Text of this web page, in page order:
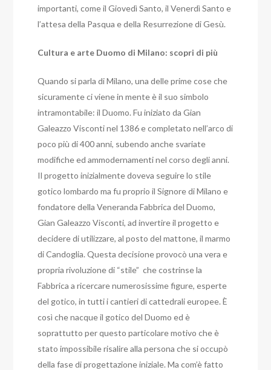
importanti, come il Giovedì Santo, il Venerdì Santo e
l’attesa della Pasqua e della Resurrezione di Gesù.
Cultura e arte Duomo di Milano: scopri di più
Quando si parla di Milano, una delle prime cose che
sicuramente ci viene in mente è il suo simbolo
intramontabile: il Duomo. Fu iniziato da Gian
Galeazzo Visconti nel 1386 e completato nell’arco di
poco più di 400 anni, subendo anche svariate
modifiche ed ammodernamenti nel corso degli anni.
Il progetto inizialmente doveva seguire lo stile
gotico lombardo ma fu proprio il Signore di Milano e
fondatore della Veneranda Fabbrica del Duomo,
Gian Galeazzo Visconti, ad invertire il progetto e
decidere di utilizzare, al posto del mattone, il marmo
di Candoglia. Questa decisione provocò una vera e
propria rivoluzione di “stile” che costrinse la
Fabbrica a ricercare numerosissime figure, esperte
del gotico, in tutti i cantieri di cattedrali europee. È
così che nacque il gotico del Duomo ed è
soprattutto per questo particolare motivo che è
stato impossibile risalire alla persona che si occupò
della fase di progettazione iniziale. Ma com’è fatto